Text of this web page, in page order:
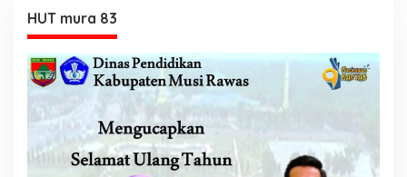
HUT mura 83